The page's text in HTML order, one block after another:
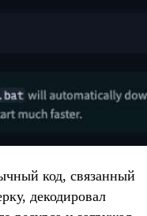
код, связанный
декодировал